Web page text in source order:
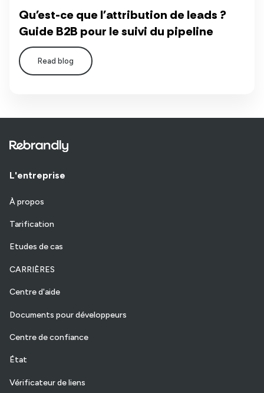
Qu'est-ce que l'attribution de leads ?
Guide B2B pour le suivi du pipeline
Read blog
L'entreprise
À propos
Tarification
Etudes de cas
CARRIÈRES
Centre d'aide
Documents pour développeurs
Centre de confiance
État
Vérificateur de liens